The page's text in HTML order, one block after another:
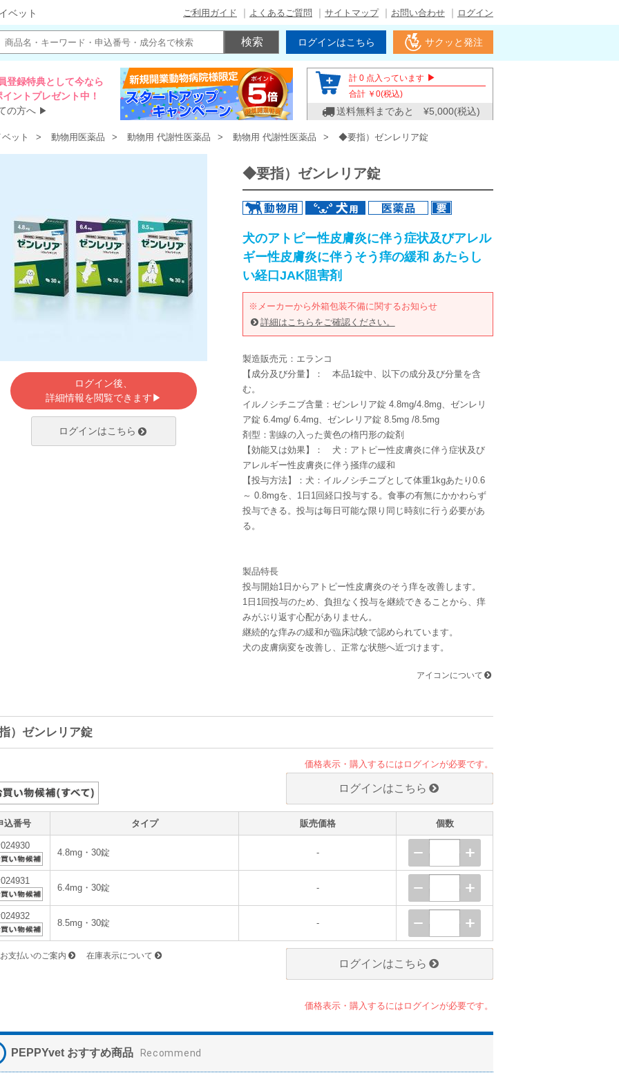
ベット ご利用ガイド よくあるご質問 サイトマップ お問い合わせ ログイン
ログインはこちら サクッと発注
登録特典として今なら
ントプレゼント中！
の方へ ▶
計 0 点入っています ▶
合計 ￥ 0(税込)
送料無料まであと ¥5,000(税込)
ット 動物用医薬品 動物用 代謝性医薬品 動物用 代謝性医薬品 ◆要指）ゼンレリア錠
ログイン後、
詳細情報を閲覧できます▶
ログインはこちら
◆要指）ゼンレリア錠
犬のアトピー性皮膚炎に伴う症状及びアレル
ギー性皮膚炎に伴うそう痒の緩和 あたらし
い経口JAK阻害剤
※メーカーから外箱包装不備に関するお知らせ
詳細はこちらをご確認ください。
製造販売元：エランコ
【成分及び分量】： 本品1錠中、以下の成分及び分量を含
む。
イルノシチニブ含量：ゼンレリア錠 4.8mg/4.8mg、ゼンレリ
ア錠 6.4mg/ 6.4mg、ゼンレリア錠 8.5mg /8.5mg
剤型：割線の入った黄色の楕円形の錠剤
【効能又は効果】： 犬：アトピー性皮膚炎に伴う症状及び
アレルギー性皮膚炎に伴う掻痒の緩和
【投与方法】：犬：イルノシチニブとして体重1kgあたり0.6
～ 0.8mgを、1日1回経口投与する。食事の有無にかかわらず
投与できる。投与は毎日可能な限り同じ時刻に行う必要があ
る。
製品特長
投与開始1日からアトピー性皮膚炎のそう痒を改善します。
1日1回投与のため、負担なく投与を継続できることから、痒
みがぶり返す心配がありません。
継続的な痒みの緩和が臨床試験で認められています。
犬の皮膚病変を改善し、正常な状態へ近づけます。
アイコンについて
）ゼンレリア錠
価格表示・購入するにはログインが必要です。
ログインはこちら
込番号 タイプ 販売価格 個数
4.8mg・30錠 -
6.4mg・30錠 -
8.5mg・30錠 -
支払いのご案内 在庫表示について
ログインはこちら
価格表示・購入するにはログインが必要です。
PEPPYvet おすすめ商品 Recommend